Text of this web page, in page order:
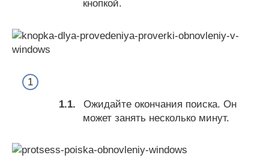
кнопкой.
Ожидайте окончания поиска. Он
может занять несколько минут.